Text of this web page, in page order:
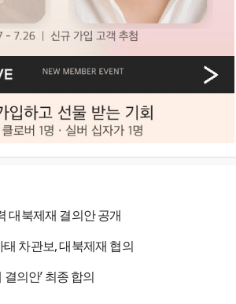
대북제재 결의안 공개
차관보, 대북제재 협의
의안’ 최종 합의